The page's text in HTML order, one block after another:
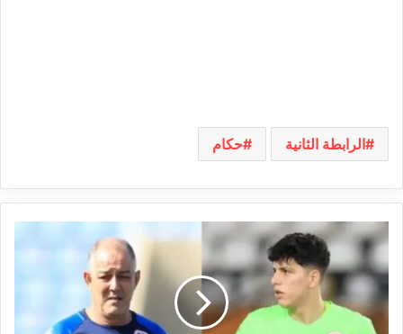
الرابطة الثانية حكام
قيس
اليعقوبي
يعلّق
على
خطأ
أمان